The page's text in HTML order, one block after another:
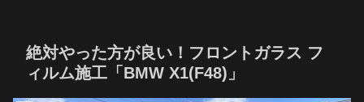
絶対やった方が良い！フロントガラス フ
ィルム施工「BMW X1(F48)」